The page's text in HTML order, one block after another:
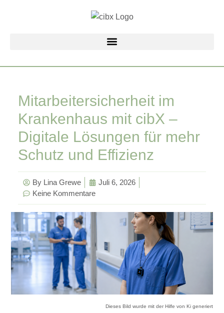
Mitarbeitersicherheit im
Krankenhaus mit cibX –
Digitale Lösungen für mehr
Schutz und Effizienz
By Lina Grewe
Juli 6, 2026
Keine Kommentare
Dieses Bild wurde mit der Hilfe von Ki generiert